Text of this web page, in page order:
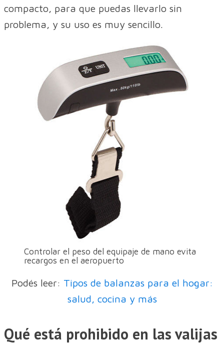
compacto, para que puedas llevarlo sin
problema, y su uso es muy sencillo.
Controlar el peso del equipaje de mano evita
recargos en el aeropuerto
Podés leer: Tipos de balanzas para el hogar:
salud, cocina y más
Qué está prohibido en las valijas